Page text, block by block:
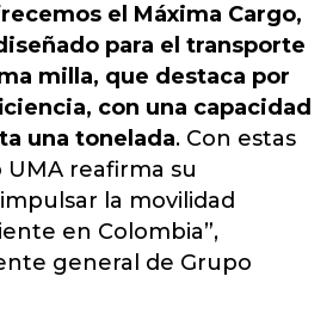
el Máxima Cargo,
para el transporte
milla, que destaca por
con una capacidad
una tonelada. Con estas
reafirma su
la movilidad
en Colombia”,
general de Grupo